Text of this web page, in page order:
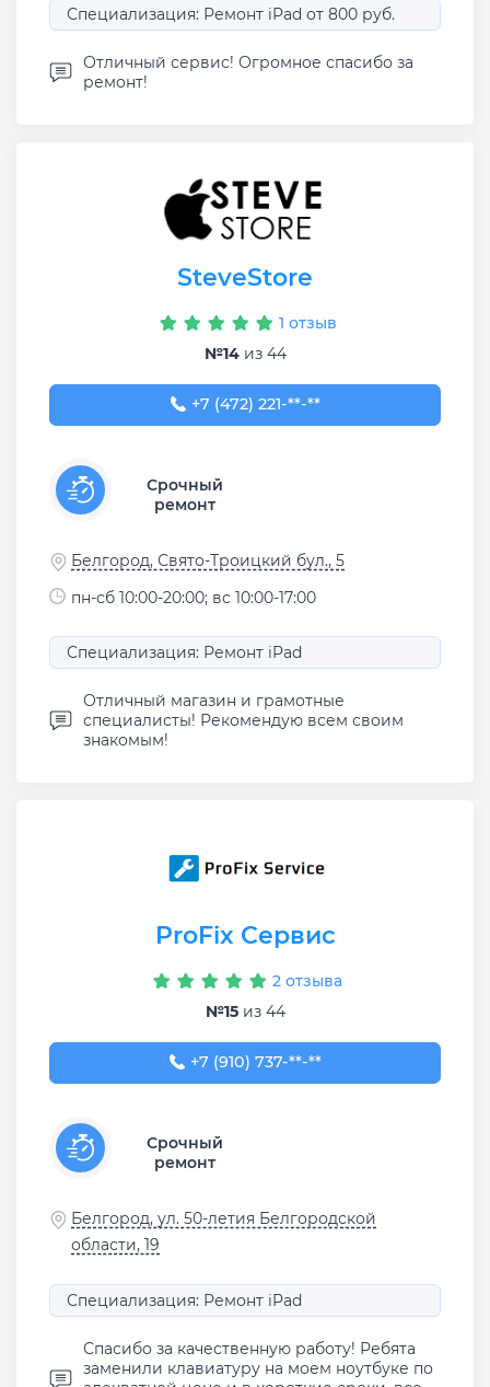
Специализация: Ремонт iPad от 800 руб.
Отличный сервис! Огромное спасибо за
ремонт!
SteveStore
1 отзыв
№14из 44
+7 (472) 221-92-16
+7 (472) 221-**-**
Срочный
ремонт
Белгород, Свято-Троицкий бул., 5
пн-сб 10:00-20:00; вс 10:00-17:00
Специализация: Ремонт iPad
Отличный магазин и грамотные
специалисты! Рекомендую всем своим
знакомым!
ProFix Сервис
2 отзыва
№15из 44
+7 (910) 737-22-12
+7 (910) 737-**-**
Срочный
ремонт
Белгород, ул. 50-летия Белгородской
области, 19
Специализация: Ремонт iPad
Спасибо за качественную работу! Ребята
заменили клавиатуру на моем ноутбуке по